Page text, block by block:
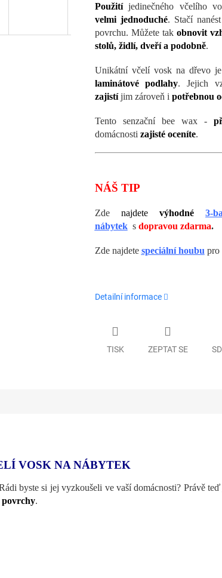
Použitíjedinečného včelího
velmi jednoduché. Stačí
povrchu. Můžete tak obnovit
stolů, židlí, dveří a podobně.
Unikátní včelí vosk na dřevo je
laminátové podlahy. Jejich
zajistí jim zároveň i potřebnou
Tento senzační bee wax -
domácnosti zajisté oceníte.
NÁŠ TIP
Zde najdete výhodné
3-
nábyteks dopravou zdarma.
Zde najdete speciální houbu pro
Detailní informace
TISK ZEPTAT SE
VOSK NA NÁBYTEK
byste si jej vyzkoušeli ve vaší domácnosti? Právě
povrchy.